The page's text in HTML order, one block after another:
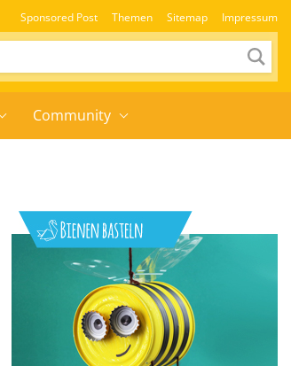
Sponsored Post Themen Sitemap Impressum
Community